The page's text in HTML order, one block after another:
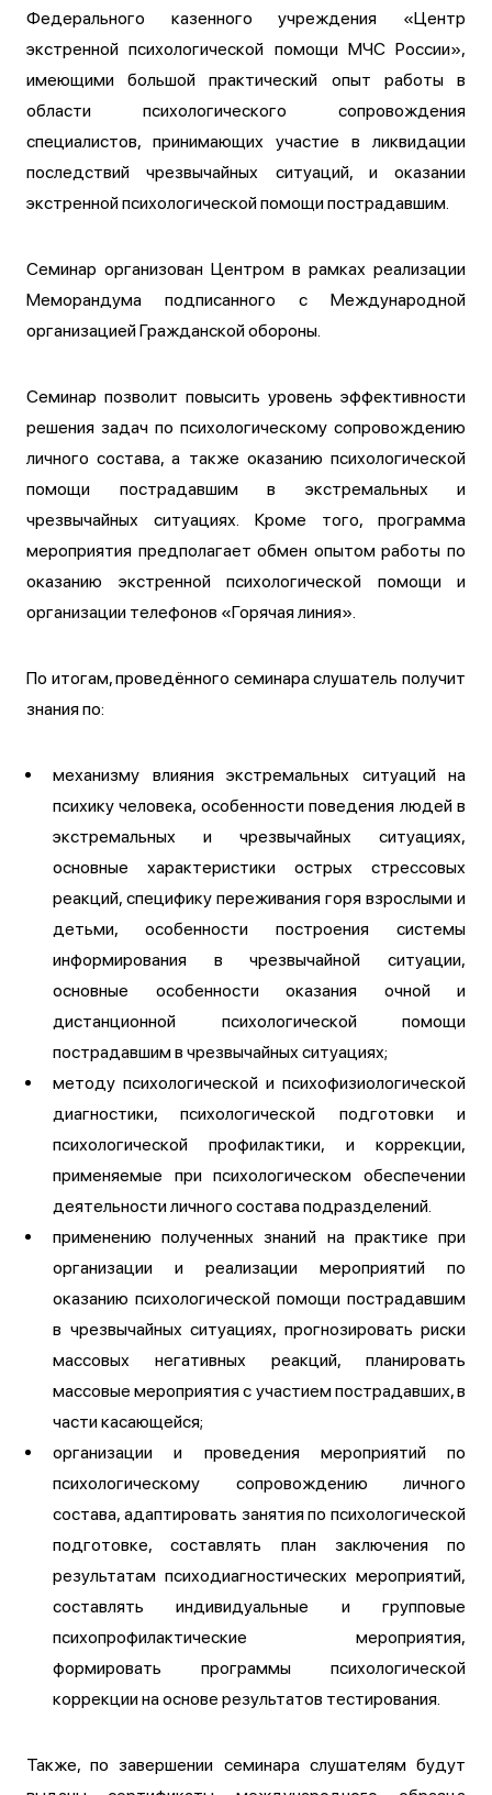
Федерального казенного учреждения «Центр
экстренной психологической помощи МЧС России»,
имеющими большой практический опыт работы в
области психологического сопровождения
специалистов, принимающих участие в ликвидации
последствий чрезвычайных ситуаций, и оказании
экстренной психологической помощи пострадавшим.
Семинар организован Центром в рамках реализации
Меморандума подписанного с Международной
организацией Гражданской обороны.
Семинар позволит повысить уровень эффективности
решения задач по психологическому сопровождению
личного состава, а также оказанию психологической
помощи пострадавшим в экстремальных и
чрезвычайных ситуациях. Кроме того, программа
мероприятия предполагает обмен опытом работы по
оказанию экстренной психологической помощи и
организации телефонов «Горячая линия».
По итогам, проведённого семинара слушатель получит
знания по:
механизму влияния экстремальных ситуаций на
психику человека, особенности поведения людей в
экстремальных и чрезвычайных ситуациях,
основные характеристики острых стрессовых
реакций, специфику переживания горя взрослыми и
детьми, особенности построения системы
информирования в чрезвычайной ситуации,
основные особенности оказания очной и
дистанционной психологической помощи
пострадавшим в чрезвычайных ситуациях;
методу психологической и психофизиологической
диагностики, психологической подготовки и
психологической профилактики, и коррекции,
применяемые при психологическом обеспечении
деятельности личного состава подразделений.
применению полученных знаний на практике при
организации и реализации мероприятий по
оказанию психологической помощи пострадавшим
в чрезвычайных ситуациях, прогнозировать риски
массовых негативных реакций, планировать
массовые мероприятия с участием пострадавших, в
части касающейся;
организации и проведения мероприятий по
психологическому сопровождению личного
состава, адаптировать занятия по психологической
подготовке, составлять план заключения по
результатам психодиагностических мероприятий,
составлять индивидуальные и групповые
психопрофилактические мероприятия,
формировать программы психологической
коррекции на основе результатов тестирования.
Также, по завершении семинара слушателям будут